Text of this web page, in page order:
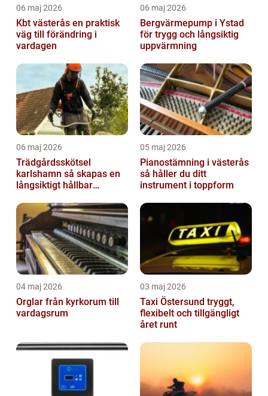
06 maj 2026
Kbt västerås en praktisk
väg till förändring i
vardagen
06 maj 2026
Bergvärmepump i Ystad
för trygg och långsiktig
uppvärmning
06 maj 2026
Trädgårdsskötsel
karlshamn så skapas en
långsiktigt hållbar
05 maj 2026
Pianostämning i västerås
så håller du ditt
instrument i toppform
04 maj 2026
Orglar från kyrkorum till
vardagsrum
03 maj 2026
Taxi Östersund tryggt,
flexibelt och tillgängligt
året runt